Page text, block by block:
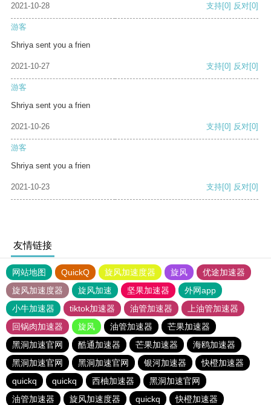
2021-10-28 支持[0] 反对[0]
游客
Shriya sent you a frien
2021-10-27 支持[0] 反对[0]
游客
Shriya sent you a frien
2021-10-26 支持[0] 反对[0]
游客
Shriya sent you a frien
2021-10-23 支持[0] 反对[0]
友情链接
网站地图 QuickQ 旋风加速度器 旋风
优途加速器
旋风加速度器
旋风加速 坚果加速器
外网app
小牛加速器
tiktok加速器 油管加速器
上油管加速器
回锅肉加速器
旋风 油管加速器
芒果加速器
黑洞加速官网
酷通加速器 芒果加速器
海鸥加速器
黑洞加速官网
黑洞加速官网 银河加速器
快橙加速器
quickq
quickq 西柚加速器
黑洞加速官网
油管加速器
旋风加速度器 quickq 快橙加速器